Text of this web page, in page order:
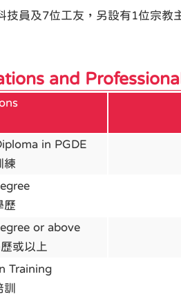
技員及7位工友，另設有1位宗教
and
in PGDE
練
歷
or above
或以上
Training